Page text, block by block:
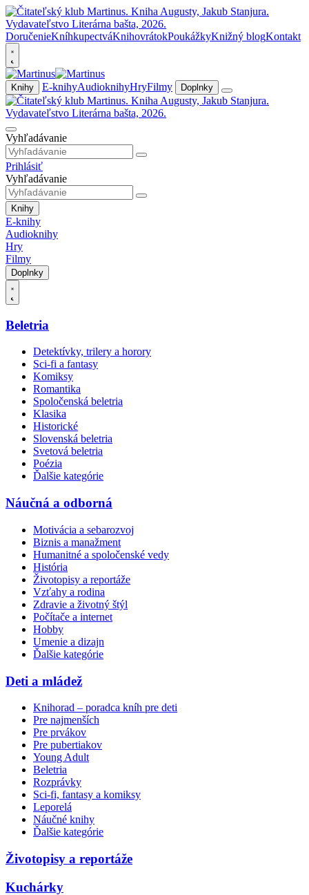
DoručenieKníhkupectváKnihovrátokPoukážkyKnižný blogKontakt
Knihy E-knihyAudioknihyHryFilmy Doplnky
Vyhľadávanie
Prihlásiť
Vyhľadávanie
Knihy
E-knihy
Audioknihy
Hry
Filmy
Doplnky
Beletria
Detektívky, trilery a horory
Sci-fi a fantasy
Komiksy
Romantika
Spoločenská beletria
Klasika
Historické
Slovenská beletria
Svetová beletria
Poézia
Ďalšie kategórie
Náučná a odborná
Motivácia a sebarozvoj
Biznis a manažment
Humanitné a spoločenské vedy
História
Životopisy a reportáže
Vzťahy a rodina
Zdravie a životný štýl
Počítače a internet
Hobby
Umenie a dizajn
Ďalšie kategórie
Deti a mládež
Knihorad – poradca kníh pre deti
Pre najmenších
Pre prvákov
Pre pubertiakov
Young Adult
Beletria
Rozprávky
Sci-fi, fantasy a komiksy
Leporelá
Náučné knihy
Ďalšie kategórie
Životopisy a reportáže
Kuchárky